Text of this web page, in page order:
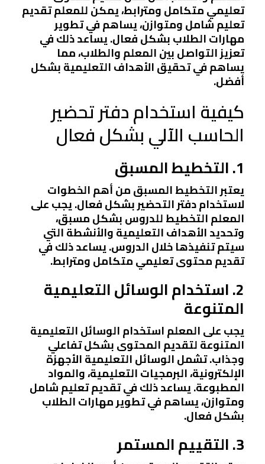
تعليمي متكامل ومترابط، يمكن للمعلم تقديم
تعليم شامل ومتوازن، يساهم في تطوير
مهارات الطلاب بشكل فعال. يساعد ذلك في
تعزيز التواصل بين المعلم والطلاب، مما
يساهم في تحقيق الأهداف التعليمية بشكل
أفضل.
كيفية استخدام دفتر تحضير
الحاسب الآلي بشكل فعال
1. التخطيط المسبق
يعتبر التخطيط المسبق من أهم الخطوات
لاستخدام دفتر التحضير بشكل فعال. يجب على
المعلم التخطيط للدروس بشكل مسبق،
وتحديد الأهداف التعليمية والأنشطة التي
سيتم تنفيذها خلال الدروس. يساعد ذلك في
تقديم محتوى تعليمي متكامل ومترابط.
2. استخدام الوسائل التعليمية
المتنوعة
يجب على المعلم استخدام الوسائل التعليمية
المتنوعة لتقديم المحتوى بشكل تفاعلي
وجذاب. تشمل الوسائل التعليمية الأجهزة
الإلكترونية، البرمجيات التعليمية، والمواد
المطبوعة. يساعد ذلك في تقديم تعليم شامل
ومتوازن، يساهم في تطوير مهارات الطلاب
بشكل فعال.
3. التقييم المستمر